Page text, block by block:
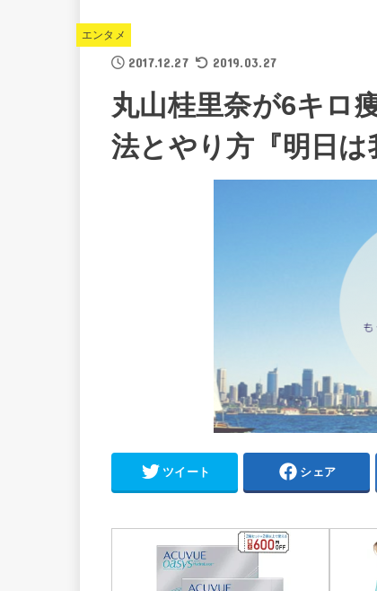
エンタメ
2017.12.27 2019.03.27
丸山桂里奈が6キロ
法とやり方『明日
ツイート シェア